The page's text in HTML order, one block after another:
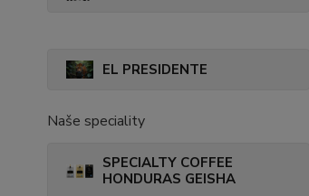
EL PRESIDENTE
Naše speciality
SPECIALTY COFFEE
HONDURAS GEISHA